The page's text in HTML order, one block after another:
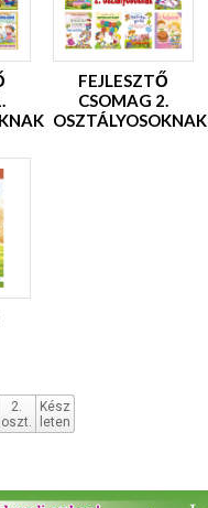
FEJLESZTŐ
CSOMAG 2.
OSZTÁLYOSOKNAK
2.
oszt.
Kész
leten